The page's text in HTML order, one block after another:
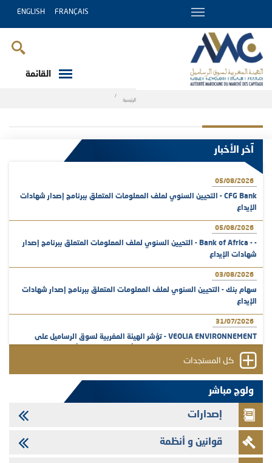
FRANÇAIS
ENGLISH
القائمة
الرئيسية
آخر الأخبار
05/08/2026
CFG Bank - التحيين السنوي لملف المعلومات المتعلق ببرنامج إصدار شهادات
الإيداع
05/08/2026
- - Bank of Africa - التحيين السنوي لملف المعلومات المتعلق ببرنامج إصدار
شهادات الإيداع
03/08/2026
سهام بنك - التحيين السنوي لملف المعلومات المتعلق ببرنامج إصدار شهادات
الإيداع
31/07/2026
VEOLIA ENVIRONNEMENT - تؤشر الهيئة المغربية لسوق الرساميل على
29/07/2026
وفابايل - التحيين السنوي لملف المعلومات المتعلق ببرنامج إصدار سندات
شركات التمويل
29/07/2026
تهنئة بمناسبة عيد العرش المجيد
29/07/2026
كل المستجدات
ولوج مباشر
إصدارات
قوانين و أنظمة